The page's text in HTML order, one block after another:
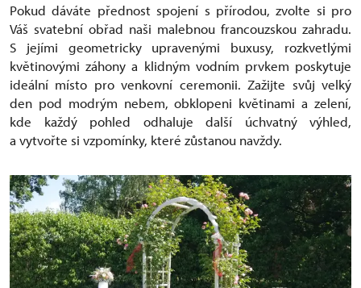
Pokud dáváte přednost spojení s přírodou, zvolte si pro
Váš svatební obřad naši malebnou francouzskou zahradu.
S jejími geometricky upravenými buxusy, rozkvetlými
květinovými záhony a klidným vodním prvkem poskytuje
ideální místo pro venkovní ceremonii. Zažijte svůj velký
den pod modrým nebem, obklopeni květinami a zelení,
kde každý pohled odhaluje další úchvatný výhled,
a vytvořte si vzpomínky, které zůstanou navždy.